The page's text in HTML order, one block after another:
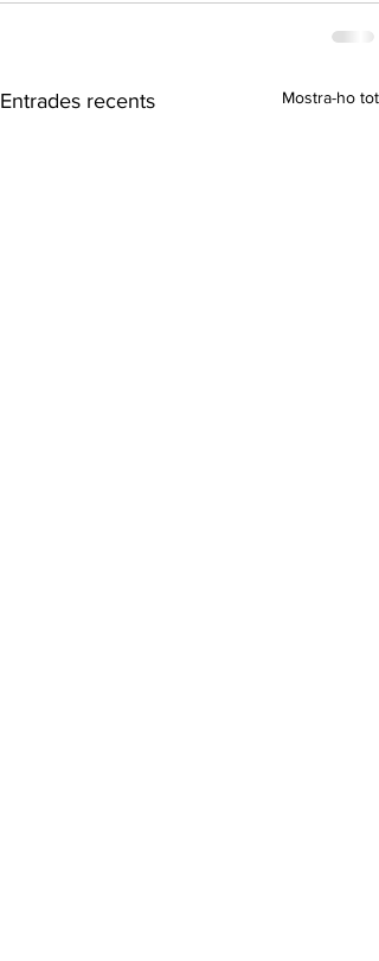
Entrades recents Mostra-ho tot